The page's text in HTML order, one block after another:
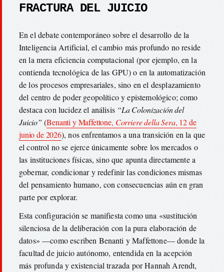
FRACTURA DEL JUICIO
En el debate contemporáneo sobre el desarrollo de la
Inteligencia Artificial, el cambio más profundo no reside
en la mera eficiencia computacional (por ejemplo, en la
contienda tecnológica de las GPU) o en la automatización
de los procesos empresariales, sino en el desplazamiento
del centro de poder geopolítico y epistemológico; como
destaca con lucidez el análisis “La Colonización del
Juicio” (Benanti y Maffettone, Corriere della Sera, 12 de
junio de 2026), nos enfrentamos a una transición en la que
el control no se ejerce únicamente sobre los mercados o
las instituciones físicas, sino que apunta directamente a
gobernar, condicionar y redefinir las condiciones mismas
del pensamiento humano, con consecuencias aún en gran
parte por explorar.
Esta configuración se manifiesta como una «sustitución
silenciosa de la deliberación con la pura elaboración de
datos» —como escriben Benanti y Maffettone— donde la
facultad de juicio autónomo, entendida en la acepción
más profunda y existencial trazada por Hannah Arendt,